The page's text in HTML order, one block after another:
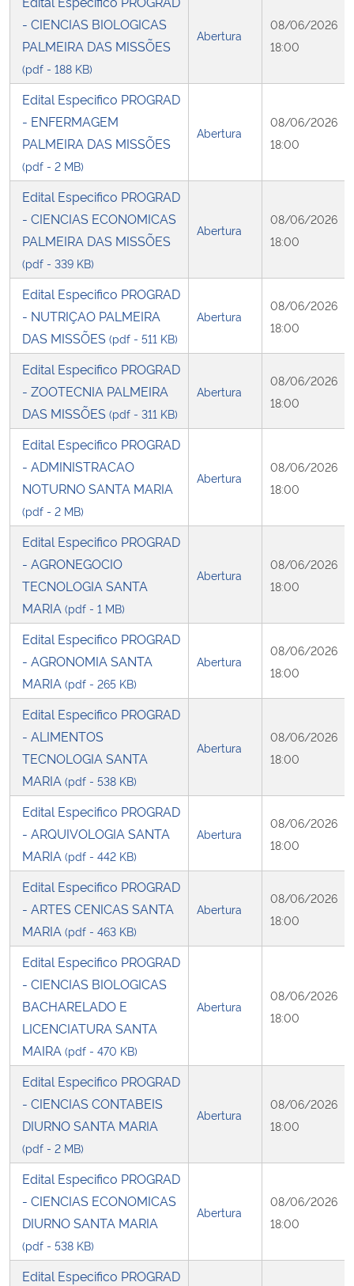
- CIENCIAS BIOLOGICAS
PALMEIRA DAS MISSÕES
(pdf - 188 KB)
Abertura
08/06/2026
18:00
Edital Especifico PROGRAD
- ENFERMAGEM
PALMEIRA DAS MISSÕES
(pdf - 2 MB)
Abertura
08/06/2026
18:00
Edital Especifico PROGRAD
- CIENCIAS ECONOMICAS
PALMEIRA DAS MISSÕES
(pdf - 339 KB)
Abertura
08/06/2026
18:00
Edital Especifico PROGRAD
- NUTRIÇAO PALMEIRA
DAS MISSÕES (pdf - 511 KB)
Abertura
08/06/2026
18:00
Edital Especifico PROGRAD
- ZOOTECNIA PALMEIRA
DAS MISSÕES (pdf - 311 KB)
Abertura
08/06/2026
18:00
Edital Especifico PROGRAD
- ADMINISTRACAO
NOTURNO SANTA MARIA
(pdf - 2 MB)
Abertura
08/06/2026
18:00
Edital Especifico PROGRAD
- AGRONEGOCIO
TECNOLOGIA SANTA
MARIA (pdf - 1 MB)
Abertura
08/06/2026
18:00
Edital Especifico PROGRAD
- AGRONOMIA SANTA
MARIA (pdf - 265 KB)
Abertura
08/06/2026
18:00
Edital Especifico PROGRAD
- ALIMENTOS
TECNOLOGIA SANTA
MARIA (pdf - 538 KB)
Abertura
08/06/2026
18:00
Edital Especifico PROGRAD
- ARQUIVOLOGIA SANTA
MARIA (pdf - 442 KB)
Abertura
08/06/2026
18:00
Edital Especifico PROGRAD
- ARTES CENICAS SANTA
MARIA (pdf - 463 KB)
Abertura
08/06/2026
18:00
Edital Especifico PROGRAD
- CIENCIAS BIOLOGICAS
BACHARELADO E
LICENCIATURA SANTA
MAIRA (pdf - 470 KB)
Abertura
08/06/2026
18:00
Edital Especifico PROGRAD
- CIENCIAS CONTABEIS
DIURNO SANTA MARIA
(pdf - 2 MB)
Abertura
08/06/2026
18:00
Edital Especifico PROGRAD
- CIENCIAS ECONOMICAS
DIURNO SANTA MARIA
(pdf - 538 KB)
Abertura
08/06/2026
18:00
Edital Especifico PROGRAD